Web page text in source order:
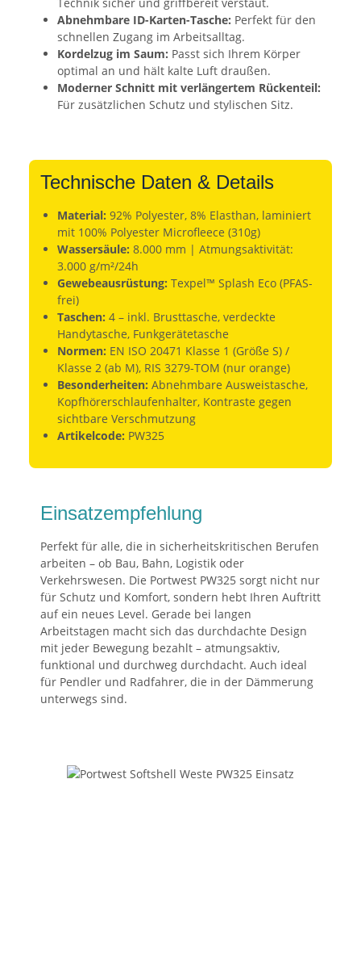
Abnehmbare ID-Karten-Tasche: Perfekt für den
schnellen Zugang im Arbeitsalltag.
Kordelzug im Saum: Passt sich Ihrem Körper
optimal an und hält kalte Luft draußen.
Moderner Schnitt mit verlängertem Rückenteil:
Für zusätzlichen Schutz und stylischen Sitz.
Technische Daten & Details
Material: 92% Polyester, 8% Elasthan, laminiert
mit 100% Polyester Microfleece (310g)
Wassersäule: 8.000 mm | Atmungsaktivität:
3.000 g/m²/24h
Gewebeausrüstung: Texpel™ Splash Eco (PFAS-
frei)
Taschen: 4 – inkl. Brusttasche, verdeckte
Handytasche, Funkgerätetasche
Normen: EN ISO 20471 Klasse 1 (Größe S) /
Klasse 2 (ab M), RIS 3279-TOM (nur orange)
Besonderheiten: Abnehmbare Ausweistasche,
Kopfhörerschlaufenhalter, Kontraste gegen
sichtbare Verschmutzung
Artikelcode: PW325
Einsatzempfehlung
Perfekt für alle, die in sicherheitskritischen Berufen
arbeiten – ob Bau, Bahn, Logistik oder
Verkehrswesen. Die Portwest PW325 sorgt nicht nur
für Schutz und Komfort, sondern hebt Ihren Auftritt
auf ein neues Level. Gerade bei langen
Arbeitstagen macht sich das durchdachte Design
mit jeder Bewegung bezahlt – atmungsaktiv,
funktional und durchweg durchdacht. Auch ideal
für Pendler und Radfahrer, die in der Dämmerung
unterwegs sind.